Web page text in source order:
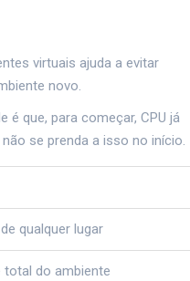
virtuais ajuda a evitar
novo.
é que, para começar, CPU já
se prenda a isso no início.
qualquer lugar
do ambiente